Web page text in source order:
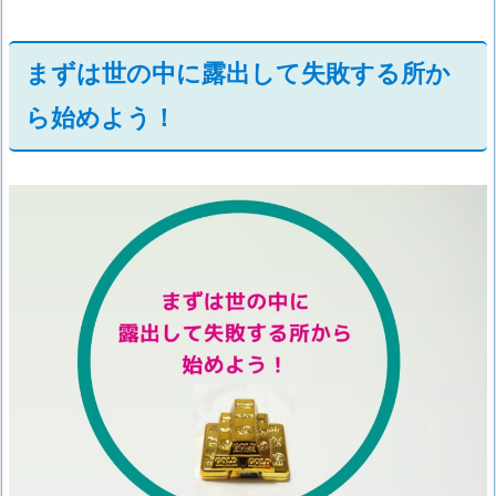
まずは世の中に露出して失敗する所か
ら始めよう！